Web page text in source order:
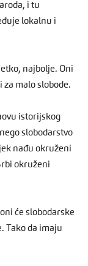
i tu
lokalnu i
najbolje. Oni
za malo slobode.
istorijskog
slobodarstvo
nađu okruženi
okruženi
će slobodarske
Tako da imaju